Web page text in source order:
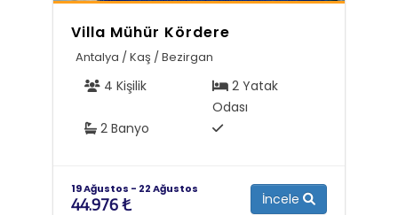
Villa Mühür Kördere
Antalya / Kaş / Bezirgan
4 Kişilik
2 Yatak
Odası
2 Banyo
19 Ağustos - 22 Ağustos
44.976 ₺ İncele